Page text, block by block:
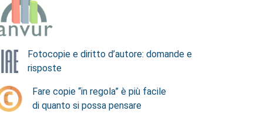
Fotocopie e diritto d’autore: domande e
risposte
Fare copie “in regola” è più facile
di quanto si possa pensare